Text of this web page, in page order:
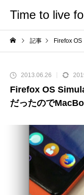
Time to live
記事 Firefox OS
2013.06.26
Firefox OS
だったので